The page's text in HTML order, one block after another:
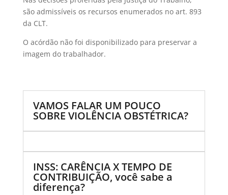
são admissíveis os recursos enumerados no art. 893
da CLT.
O acórdão não foi disponibilizado para preservar a
imagem do trabalhador.
VAMOS FALAR UM POUCO
SOBRE VIOLÊNCIA OBSTÉTRICA?
INSS: CARÊNCIA X TEMPO DE
CONTRIBUIÇÃO, você sabe a
diferença?